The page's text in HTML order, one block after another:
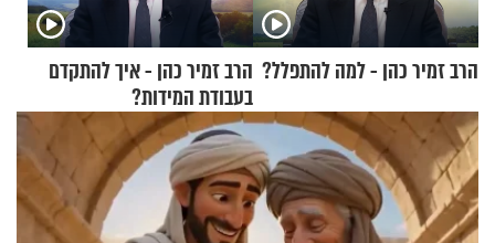
הרב זמיר כהן - למה להתפלל? הרב זמיר כהן - איך להתקדם
בעבודת המידות?